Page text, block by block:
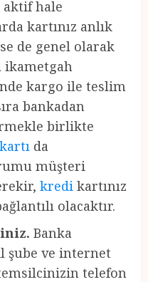
aktif hale
kartınız anlık
de genel olarak
ikametgah
kargo ile teslim
bankadan
birlikte
da
müşteri
kredi kartınız
olacaktır.
Banka
şube ve internet
telefon